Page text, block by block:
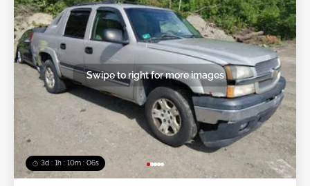
3d : 1h : 10m : 03s
Swipe to right for more images